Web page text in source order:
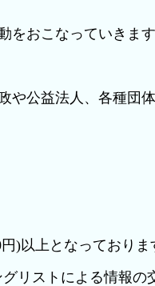
おこなっていきます
や公益法人、各種団
)以上となっておりま
リストによる情報の